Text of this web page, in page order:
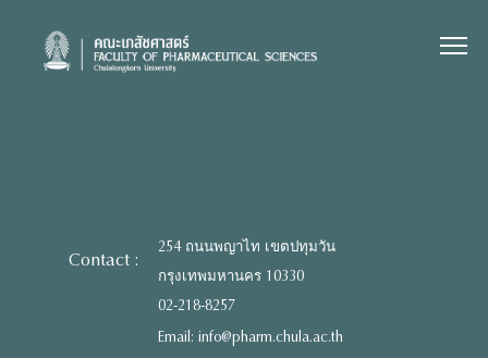
content
Contact :
254 ถนนพญาไท เขตปทุมวัน
กรุงเทพมหานคร 10330
02-218-8257
Email: info@pharm.chula.ac.th